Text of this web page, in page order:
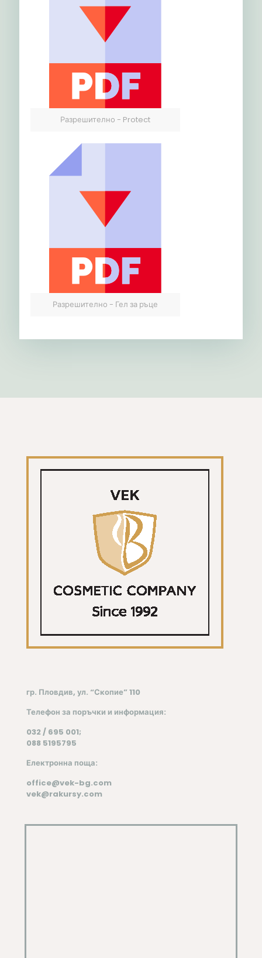
Разрешително - Protect
Разрешително - Гел за ръце
гр. Пловдив, ул. “Скопие” 110
Телефон за поръчки и информация:
032 / 695 001;
088 5195795
Електронна поща:
office@vek-bg.com
vek@rakursy.com